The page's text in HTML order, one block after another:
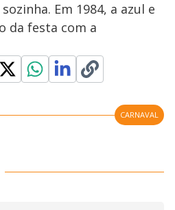
Em 1984, a azul e
da festa com a
CARNAVAL